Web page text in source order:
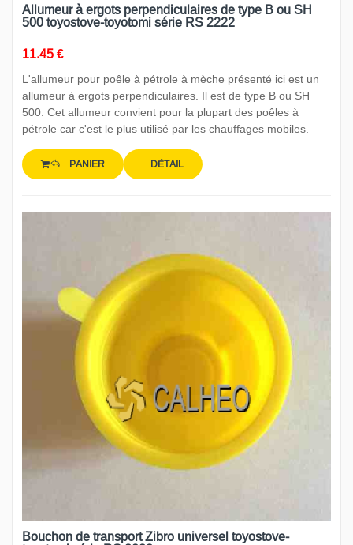
Allumeur à ergots perpendiculaires de type B ou SH
500 toyostove-toyotomi série RS 2222
11.45 €
L'allumeur pour poêle à pétrole à mèche présenté ici est un
allumeur à ergots perpendiculaires. Il est de type B ou SH
500. Cet allumeur convient pour la plupart des poêles à
pétrole car c'est le plus utilisé par les chauffages mobiles.
PANIER DÉTAIL
Bouchon de transport Zibro universel toyostove-